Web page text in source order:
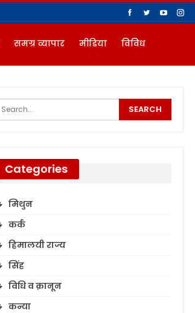
समग्र व्यापार मीडिया विविध
Categories
मिथुन
कर्क
हिमालयी राज्य
सिंह
विधि व क़ानून
कन्या